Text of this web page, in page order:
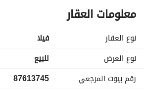
التفاصيل:
الدور الأرضي:
- مجلس رجال
- مجلس نساء
- صالة
- مقلط طعام
- بوفيه
معلومات العقار
نوع العقار
فیلا
نوع العرض
للبيع
رقم بيوت المرجعي
87613745